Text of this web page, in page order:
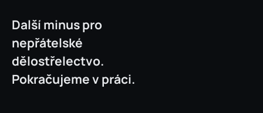
Další minus pro
nepřátelské
dělostřelectvo.
Pokračujeme v práci.